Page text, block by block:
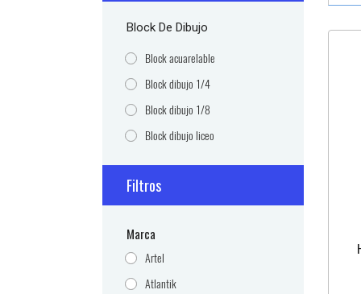
Block De Dibujo
Block acuarelable
Block dibujo 1/4
Block dibujo 1/8
Block dibujo liceo
Filtros
Marca
Artel
Atlantik